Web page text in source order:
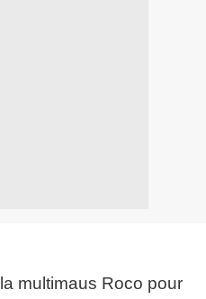
multimaus Roco pour